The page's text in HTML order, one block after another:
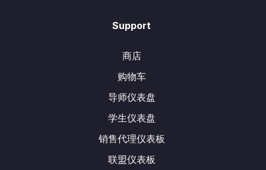
Support
商店
购物车
导师仪表盘
学生仪表盘
销售代理仪表板
联盟仪表板